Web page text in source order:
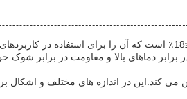
دماهای بالا و مقاومت در برابر
کند.این در اندازه های مختلف و اشکال